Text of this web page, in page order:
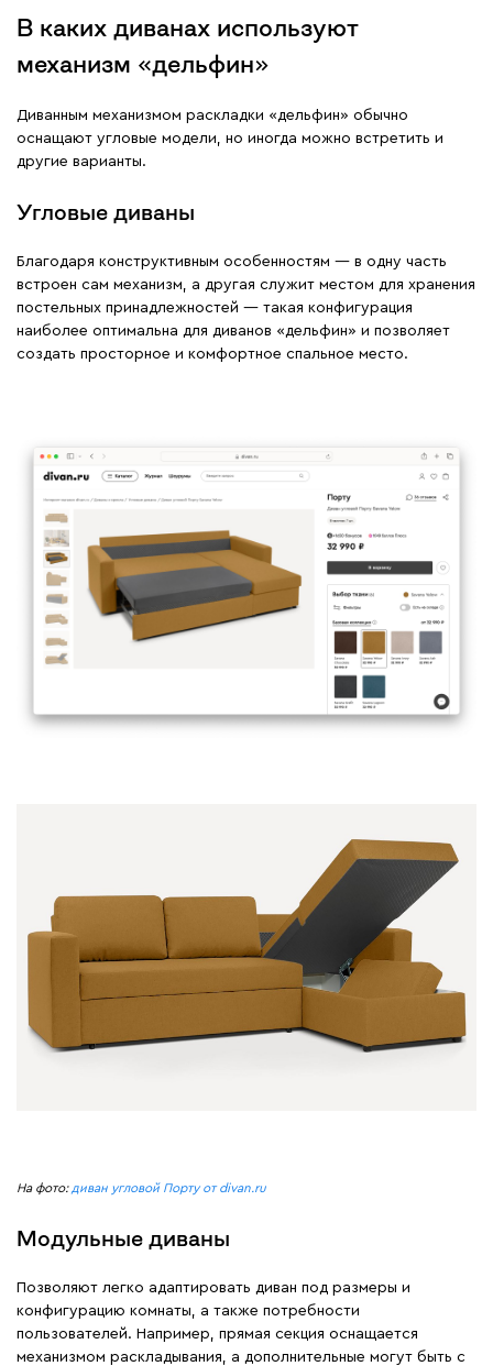
В каких диванах используют
механизм «дельфин»
Диванным механизмом раскладки «дельфин» обычно
оснащают угловые модели, но иногда можно встретить и
другие варианты.
Угловые диваны
Благодаря конструктивным особенностям — в одну часть
встроен сам механизм, а другая служит местом для хранения
постельных принадлежностей — такая конфигурация
наиболее оптимальна для диванов «дельфин» и позволяет
создать просторное и комфортное спальное место.
На фото: диван угловой Порту от divan.ru
Модульные диваны
Позволяют легко адаптировать диван под размеры и
конфигурацию комнаты, а также потребности
пользователей. Например, прямая секция оснащается
механизмом раскладывания, а дополнительные могут быть с